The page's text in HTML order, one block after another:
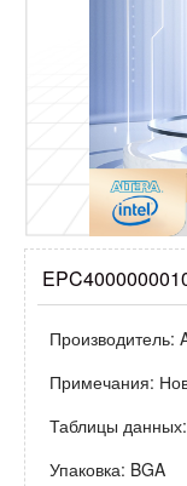
Производитель:
Примечания:
Таблицы данных:
Упаковка: BGA